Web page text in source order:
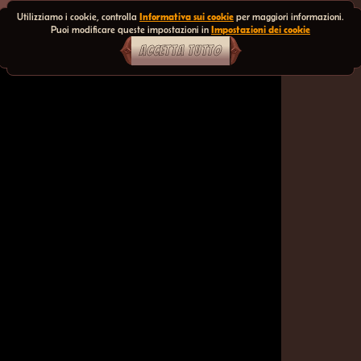
Utilizziamo i cookie, controlla Informativa sui cookie per maggiori informazioni.
Puoi modificare queste impostazioni in Impostazioni dei cookie
ACCETTA TUTTO